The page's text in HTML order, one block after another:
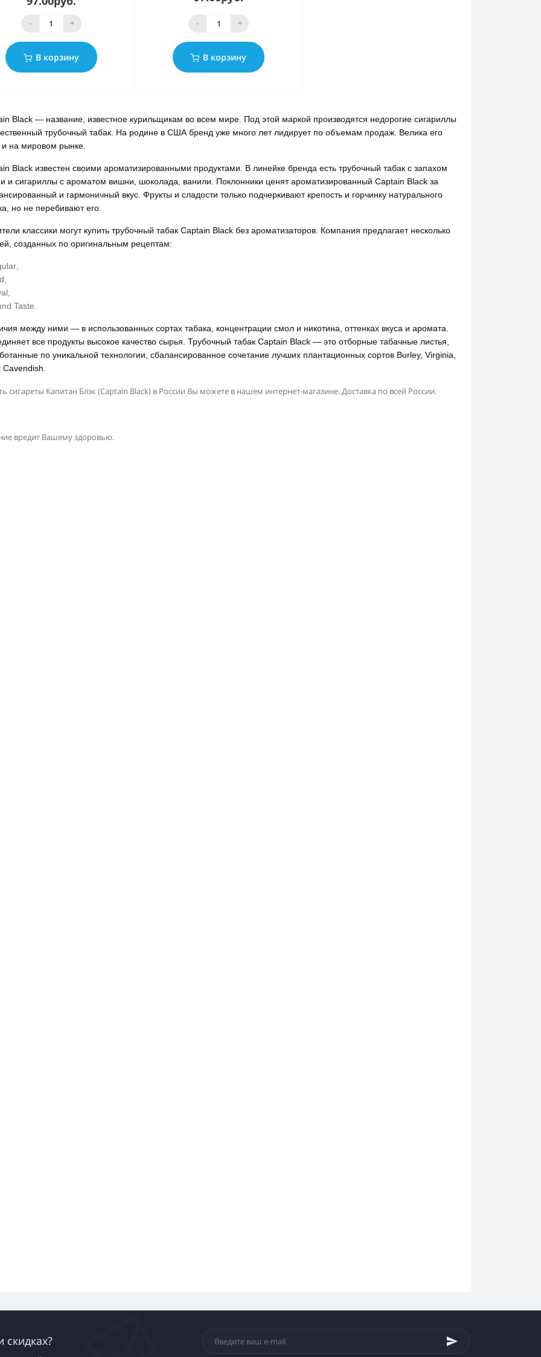
- +
В корзину
- +
В корзину
Black — название, известное курильщикам во всем мире. Под этой маркой производятся недорогие сигариллы
трубочный табак. На родине в США бренд уже много лет лидирует по объемам продаж. Велика его
и на мировом рынке.
Black известен своими ароматизированными продуктами. В линейке бренда есть трубочный табак с запахом
и сигариллы с ароматом вишни, шоколада, ванили. Поклонники ценят ароматизированный Captain Black за
и гармоничный вкус. Фрукты и сладости только подчеркивают крепость и горчинку натурального
но не перебивают его.
классики могут купить трубочный табак Captain Black без ароматизаторов. Компания предлагает несколько
созданных по оригинальным рецептам:
,
Taste.
между ними — в использованных сортах табака, концентрации смол и никотина, оттенках вкуса и аромата.
все продукты высокое качество сырья. Трубочный табак Captain Black — это отборные табачные листья,
по уникальной технологии, сбалансированное сочетание лучших плантационных сортов Burley, Virginia,
Cavendish.
сигареты Капитан Блэк (Captain Black) в России Вы можете в нашем интернет-магазине. Доставка по всей России.
вредит Вашему здоровью.
скидках?